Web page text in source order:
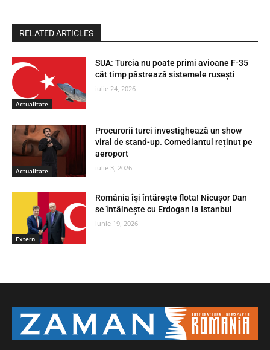
RELATED ARTICLES
Actualitate
SUA: Turcia nu poate primi avioane F-35
cât timp păstrează sistemele rusești
iulie 24, 2026
Actualitate
Procurorii turci investighează un show
viral de stand-up. Comediantul reținut pe
aeroport
iulie 3, 2026
Extern
România își întărește flota! Nicușor Dan
se întâlnește cu Erdogan la Istanbul
iunie 19, 2026